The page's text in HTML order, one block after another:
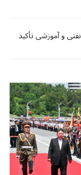
و آموزشی تأکید